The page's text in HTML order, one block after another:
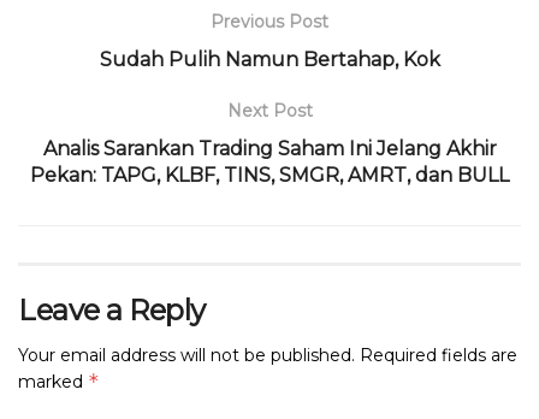
p
ms
Previous Post
Sudah Pulih Namun Bertahap, Kok
Next Post
Analis Sarankan Trading Saham Ini Jelang Akhir
Pekan: TAPG, KLBF, TINS, SMGR, AMRT, dan BULL
Leave a Reply
Your email address will not be published. Required fields are
marked *